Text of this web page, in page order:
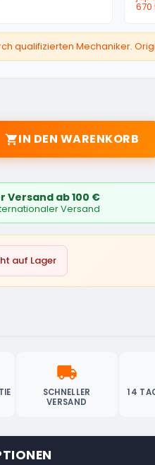
670
qualifizierten Mechaniker.
IN DEN WARENKORB
Versand ab 100 €
Versand
auf Lager
local_shipping
SCHNELLER
VERSAND
14